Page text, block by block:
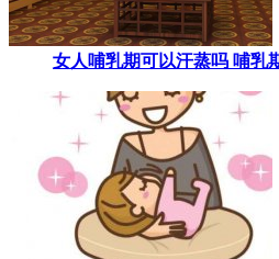
女人哺乳期可以汗蒸吗 ​哺乳